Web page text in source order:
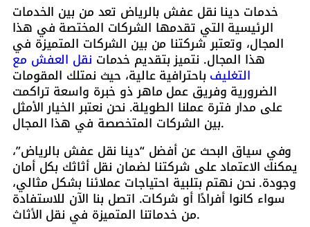
خدمات دينا نقل عفش بالرياض تعد من بين الخدمات
الرئيسية التي تقدمها الشركات المختصة في هذا
المجال، وتعتبر شركتنا من بين الشركات المتميزة في
هذا المجال. نتميز بتقديم خدمات نقل العفش مع
التغليف باحترافية عالية، حيث نمتلك المقومات
الضرورية وفريق عمل ماهر ذو خبرة واسعة تراكمت
على مدار فترة عملنا الطويلة. نحن نعتبر الخيار الأمثل
بين الشركات المتخصصة في هذا المجال.
وفي سياق البحث عن أفضل “دينا نقل عفش بالرياض”،
يمكنك الاعتماد على شركتنا لضمان نقل أثاثك بكل أمان
وجودة. نحن نهتم بتلبية احتياجات عملائنا بشكل مثالي،
سواء كانوا أفرادًا أو شركات. اتصل بنا الآن للاستفادة
من خدماتنا المتميزة في نقل الأثاث.